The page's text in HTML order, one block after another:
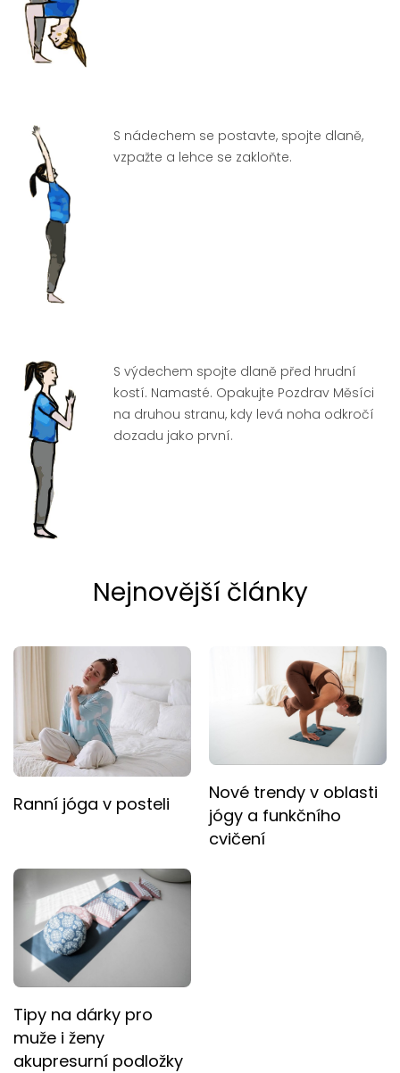
S nádechem se postavte, spojte dlaně,
vzpažte a lehce se zakloňte.
S výdechem spojte dlaně před hrudní
kostí. Namasté. Opakujte Pozdrav Měsíci
na druhou stranu, kdy levá noha odkročí
dozadu jako první.
Nejnovější články
Ranní jóga v posteli
Nové trendy v oblasti
jógy a funkčního
cvičení
Tipy na dárky pro
muže i ženy
akupresurní podložky